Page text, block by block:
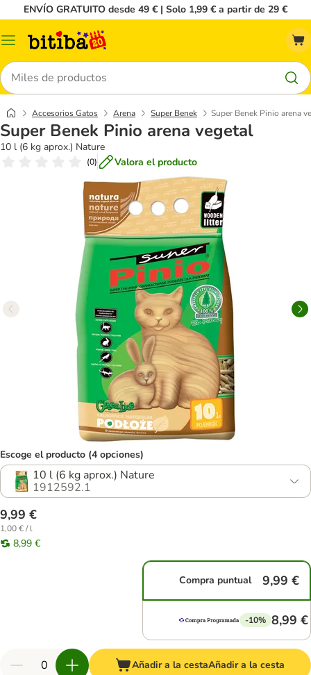
ENVÍO GRATUITO desde 49 € | Solo 1,99 € a partir de 29 €
Menú
Buscar
Accesorios Gatos Arena Super Benek Super Benek Pinio arena
Super Benek Pinio arena vegetal
10 l (6 kg aprox.) Nature
(0) Valora el producto
Escoge el producto (4 opciones)
10 l (6 kg aprox.) Nature
1912592.1
9,99 €
1,00 € / l
8,99 €
Compra puntual 9,99 €
-10% 8,99 €
Añadir a la cestaAñadir a la cesta